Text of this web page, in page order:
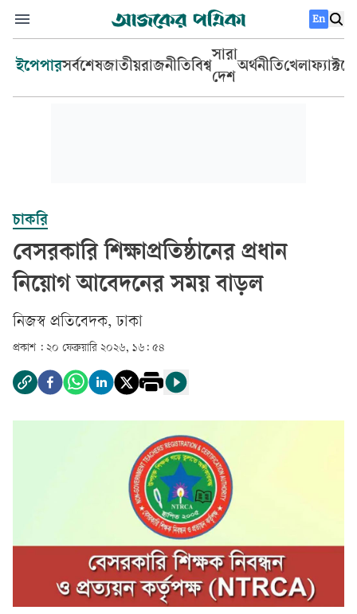
En
ইপেপারসর্বশেষজাতীয়রাজনীতিবিশ্ব
সারা
দেশ
অর্থনীতিখেলা
চাকরি
বেসরকারি শিক্ষাপ্রতিষ্ঠানের প্রধান
নিয়োগ আবেদনের সময় বাড়ল
‎নিজস্ব প্রতিবেদক, ঢাকা‎
প্রকাশ : ২০ ফেব্রুয়ারি ২০২৬, ১৬: ৫৪